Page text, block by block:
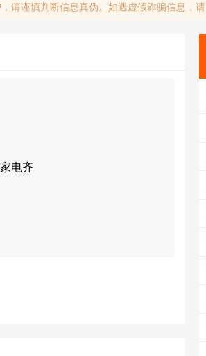
请谨慎判断信息真伪。如遇虚假诈骗信息，请
电齐